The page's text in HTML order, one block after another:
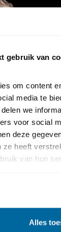
gebruik van
om content
media te
we
voor social
deze
ze heeft
van hun
Alles
gitzwarte